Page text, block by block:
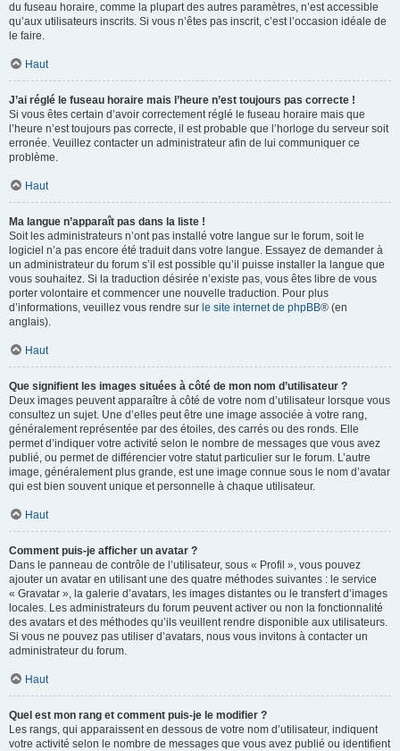
du fuseau horaire, comme la plupart des autres paramètres, n’est accessible
qu’aux utilisateurs inscrits. Si vous n’êtes pas inscrit, c’est l’occasion idéale de
le faire.
Haut
J’ai réglé le fuseau horaire mais l’heure n’est toujours pas correcte !
Si vous êtes certain d’avoir correctement réglé le fuseau horaire mais que
l’heure n’est toujours pas correcte, il est probable que l’horloge du serveur soit
erronée. Veuillez contacter un administrateur afin de lui communiquer ce
problème.
Haut
Ma langue n’apparaît pas dans la liste !
Soit les administrateurs n’ont pas installé votre langue sur le forum, soit le
logiciel n’a pas encore été traduit dans votre langue. Essayez de demander à
un administrateur du forum s’il est possible qu’il puisse installer la langue que
vous souhaitez. Si la traduction désirée n’existe pas, vous êtes libre de vous
porter volontaire et commencer une nouvelle traduction. Pour plus
d’informations, veuillez vous rendre sur le site internet de phpBB® (en
anglais).
Haut
Que signifient les images situées à côté de mon nom d’utilisateur ?
Deux images peuvent apparaître à côté de votre nom d’utilisateur lorsque vous
consultez un sujet. Une d’elles peut être une image associée à votre rang,
généralement représentée par des étoiles, des carrés ou des ronds. Elle
permet d’indiquer votre activité selon le nombre de messages que vous avez
publié, ou permet de différencier votre statut particulier sur le forum. L’autre
image, généralement plus grande, est une image connue sous le nom d’avatar
qui est bien souvent unique et personnelle à chaque utilisateur.
Haut
Comment puis-je afficher un avatar ?
Dans le panneau de contrôle de l’utilisateur, sous « Profil », vous pouvez
ajouter un avatar en utilisant une des quatre méthodes suivantes : le service
« Gravatar », la galerie d’avatars, les images distantes ou le transfert d’images
locales. Les administrateurs du forum peuvent activer ou non la fonctionnalité
des avatars et des méthodes qu’ils veuillent rendre disponible aux utilisateurs.
Si vous ne pouvez pas utiliser d’avatars, nous vous invitons à contacter un
administrateur du forum.
Haut
Quel est mon rang et comment puis-je le modifier ?
Les rangs, qui apparaissent en dessous de votre nom d’utilisateur, indiquent
votre activité selon le nombre de messages que vous avez publié ou identifient